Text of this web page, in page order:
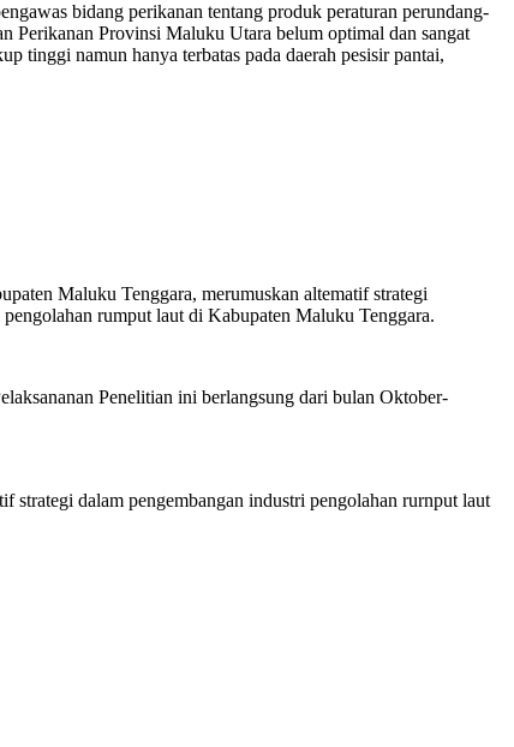
bidang perikanan tentang produk peraturan perundang-
Perikanan Provinsi Maluku Utara belum optimal dan sangat
tinggi namun hanya terbatas pada daerah pesisir pantai,
Maluku Tenggara, merumuskan altematif strategi
rumput laut di Kabupaten Maluku Tenggara.
Penelitian ini berlangsung dari bulan Oktober-
strategi dalam pengembangan industri pengolahan rurnput laut